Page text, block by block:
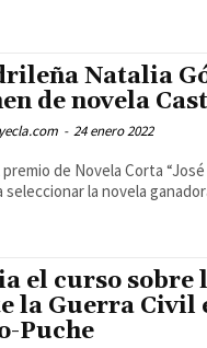
Natalia
de novela
- 24 enero 2022
premio de Novela Corta
seleccionar la novela
el curso
la Guerra Civil
Puche